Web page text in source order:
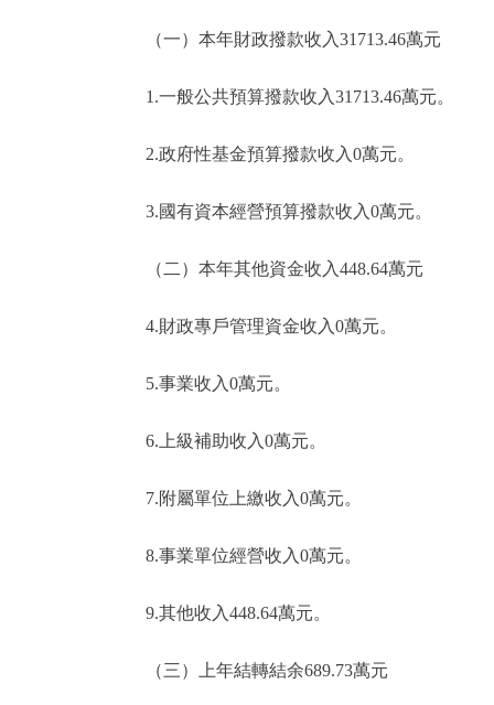
（一）本年財政撥款收入31713.46萬元
1.一般公共預算撥款收入31713.46萬元。
2.政府性基金預算撥款收入0萬元。
3.國有資本經營預算撥款收入0萬元。
（二）本年其他資金收入448.64萬元
4.財政專戶管理資金收入0萬元。
5.事業收入0萬元。
6.上級補助收入0萬元。
7.附屬單位上繳收入0萬元。
8.事業單位經營收入0萬元。
9.其他收入448.64萬元。
（三）上年結轉結余689.73萬元